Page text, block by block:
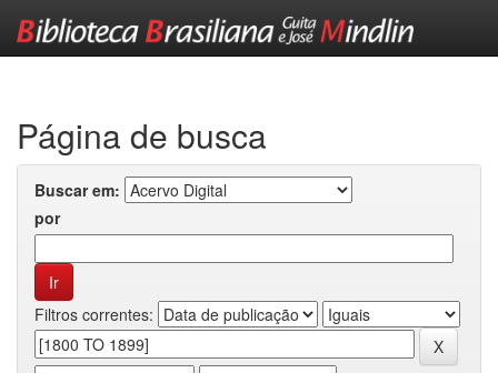
Página de busca
Buscar em:
por
Filtros correntes: